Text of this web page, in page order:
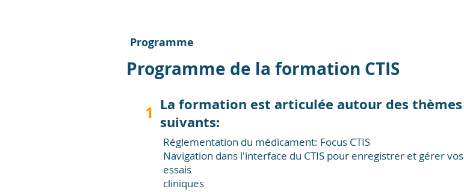
Programme
Programme de la formation CTIS
1 La formation est articulée autour des thèmes
suivants:
Réglementation du médicament: Focus CTIS
Navigation dans l'interface du CTIS pour enregistrer et gérer vos
essais
cliniques